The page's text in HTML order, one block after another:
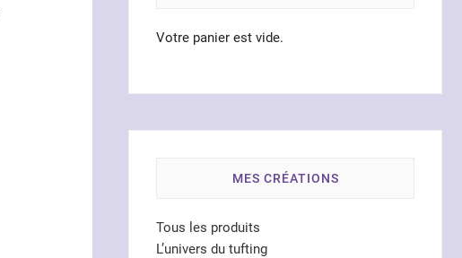
Votre panier est vide.
MES CRÉATIONS
Tous les produits
L’univers du tufting